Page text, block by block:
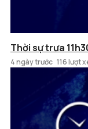
Thời sự trưa
4 ngày trước 116 lượt